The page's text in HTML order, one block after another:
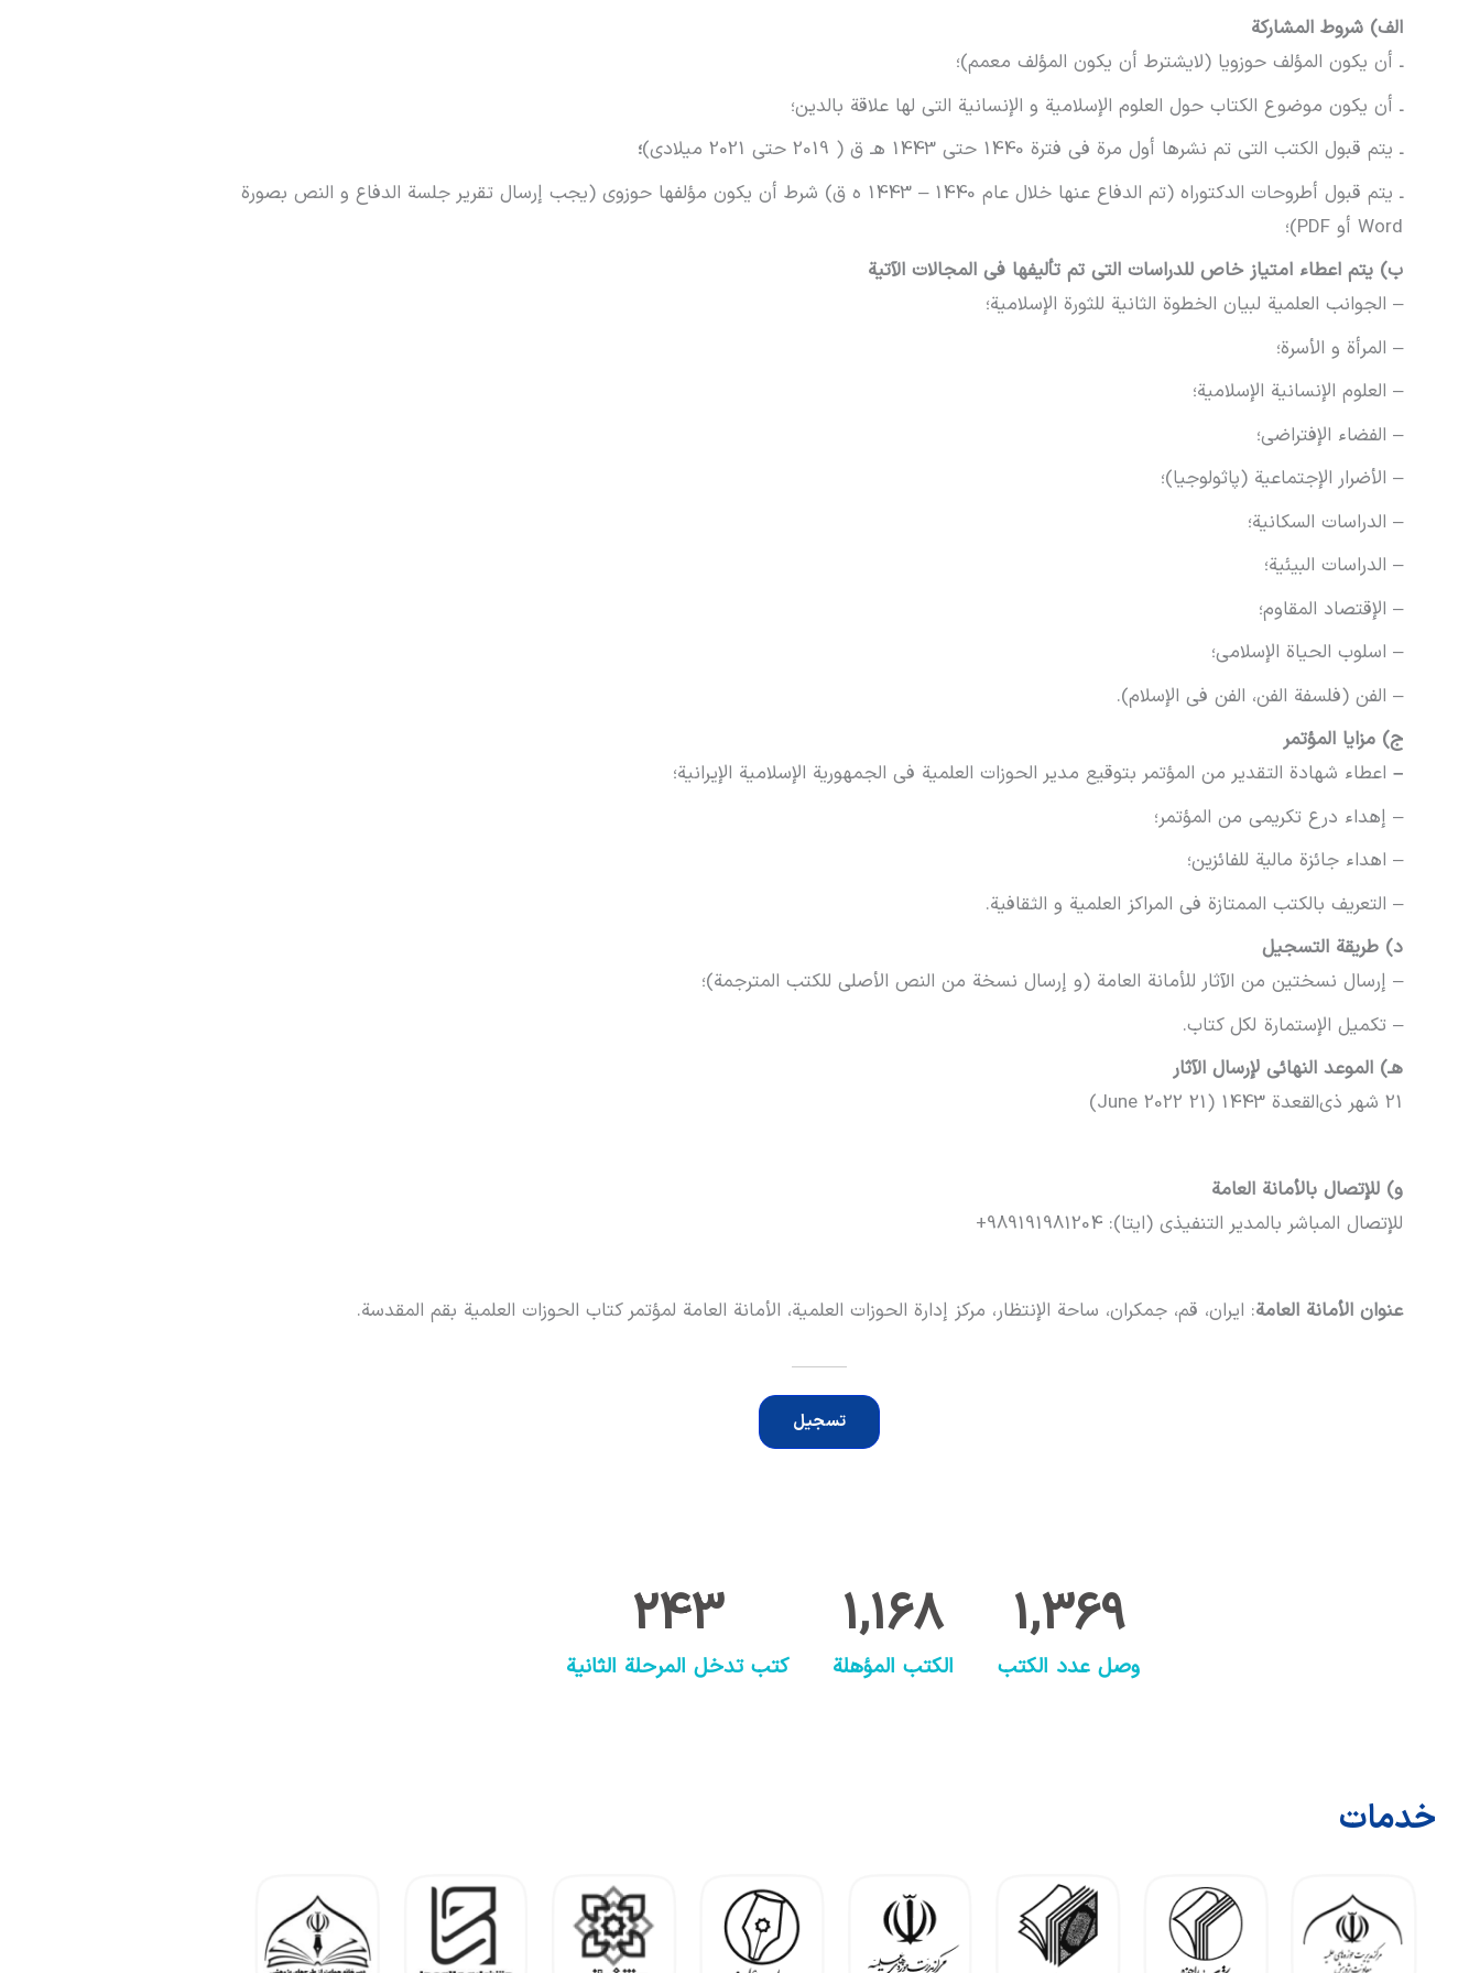
الف) شروط المشارکة
ـ أن یکون المؤلف حوزویا (لایشترط أن یکون المؤلف معمم)؛
ـ أن یکون موضوع الکتاب حول العلوم الإسلامية و الإنسانية التي لها علاقة بالدین؛
ـ یتم قبول الکتب التی تم نشرها أول مرة في فترة 1440 حتی 1443 هـ ق ( 2019 حتی 2021 میلادی)
؛
ـ یتم قبول أطروحات الدکتوراه (تم الدفاع عنها خلال عام 1440 – 1443 ه ق) شرط أن یکون مؤلفها حوزوی (یجب إرسال تقریر جلسة الدفاع و النص بصورة
Word أو PDF)؛
ب) یتم اعطاء امتیاز خاص للدراسات التي تم تألیفها في المجالات الآتیة
– الجوانب العلمیة لبیان الخطوة الثانیة للثورة الإسلامیة؛
– المرأة و الأسرة؛
– العلوم الإنسانية الإسلامية؛
– الفضاء الإفتراضي؛
– الأضرار الإجتماعیة (پاثولوجیا)؛
– الدراسات السکانية؛
– الدراسات البیئية؛
– الإقتصاد المقاوم؛
– اسلوب الحیاة الإسلامي؛
– الفن (فلسفة الفن، الفن في الإسلام).
ج) مزایا المؤتمر
– اعطاء شهادة التقدیر من المؤتمر بتوقیع مدیر الحوزات العلمية في الجمهوریة الإسلامية الإیرانية؛
– إهداء درع تکریمی من المؤتمر؛
– اهداء جائزة مالیة للفائزین؛
– التعریف بالکتب الممتازة في المراکز العلمية و الثقافية.
د) طریقة التسجیل
– إرسال نسختین من الآثار للأمانة العامة (و إرسال نسخة من النص الأصلی للکتب المترجمة)؛
– تکمیل الإستمارة لکل کتاب.
هـ) الموعد النهائي لإرسال الآثار
21 شهر ذی‌القعدة 1443 (21 June 2022)
و) للإتصال بالأمانة العامة
للإتصال المباشر بالمدیر التنفیذي (ایتا): 989191981204+
عنوان الأمانة العامة: ایران، قم، جمکران، ساحة الإنتظار، مرکز إدارة الحوزات العلمية، الأمانة العامة لمؤتمر کتاب الحوزات العلمية بقم المقدسة.
تسجيل
وصل عدد الكتب
1,369
الكتب المؤهلة
1,168
كتب تدخل المرحلة الثانية
243
خدمات